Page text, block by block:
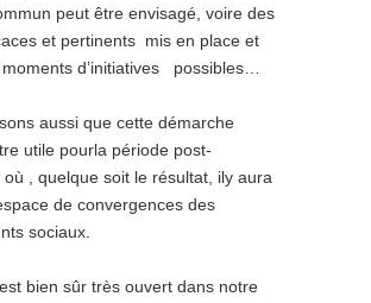
peut être envisagé, voire des
et pertinents mis en place et
d’initiatives possibles…
aussi que cette démarche
utile pourla période post-
, quelque soit le résultat, ily aura
de convergences des
sociaux.
bien sûr très ouvert dans notre